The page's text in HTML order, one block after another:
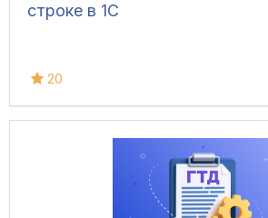
строке в 1С
20